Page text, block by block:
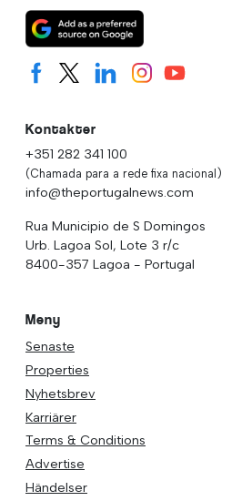
Kontakter
+351 282 341 100
(Chamada para a rede fixa nacional)
info@theportugalnews.com
Rua Municipio de S Domingos
Urb. Lagoa Sol, Lote 3 r/c
8400-357 Lagoa - Portugal
Meny
Senaste
Properties
Nyhetsbrev
Karriärer
Terms & Conditions
Advertise
Händelser